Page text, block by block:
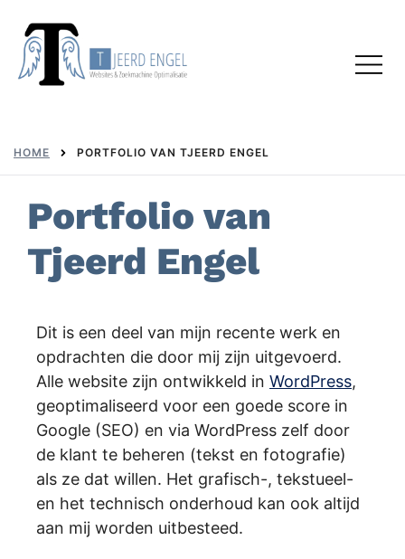
content
menu
HOME PORTFOLIO VAN TJEERD ENGEL
Portfolio van
Tjeerd Engel
Dit is een deel van mijn recente werk en
opdrachten die door mij zijn uitgevoerd.
Alle website zijn ontwikkeld in WordPress,
geoptimaliseerd voor een goede score in
Google (SEO) en via WordPress zelf door
de klant te beheren (tekst en fotografie)
als ze dat willen. Het grafisch-, tekstueel-
en het technisch onderhoud kan ook altijd
aan mij worden uitbesteed.